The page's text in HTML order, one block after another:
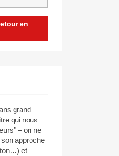
en
grand
qui nous
– on ne
approche
et